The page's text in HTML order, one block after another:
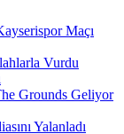
Maçı
Vurdu
Grounds Geliyor
Yalanladı